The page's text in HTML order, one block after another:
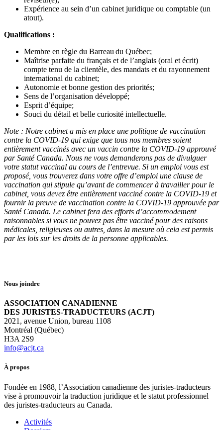
Expérience au sein d’un cabinet juridique ou comptable (un
atout).
Qualifications :
Membre en règle du Barreau du Québec;
Maîtrise parfaite du français et de l’anglais (oral et écrit)
compte tenu de la clientèle, des mandats et du rayonnement
international du cabinet;
Autonomie et bonne gestion des priorités;
Sens de l’organisation développé;
Esprit d’équipe;
Souci du détail et belle curiosité intellectuelle.
Note : Notre cabinet a mis en place une politique de vaccination
contre la COVID-19 qui exige que tous nos membres soient
entièrement vaccinés avec un vaccin contre la COVID-19 approuvé
par Santé Canada. Nous ne vous demanderons pas de divulguer
votre statut vaccinal au cours de l’entrevue. Si un emploi vous est
proposé, vous trouverez dans votre offre d’emploi une clause de
vaccination qui stipule qu’avant de commencer à travailler pour le
cabinet, vous devez être entièrement vacciné contre la COVID-19 et
fournir la preuve de vaccination contre la COVID-19 approuvée par
Santé Canada. Le cabinet fera des efforts d’accommodement
raisonnables si vous ne pouvez pas être vacciné pour des raisons
médicales, religieuses ou autres, dans la mesure où cela est permis
par les lois sur les droits de la personne applicables.
Nous joindre
ASSOCIATION CANADIENNE
DES JURISTES-TRADUCTEURS (ACJT)
2021, avenue Union, bureau 1108
Montréal (Québec)
H3A 2S9
info@acjt.ca
À propos
Fondée en 1988, l’Association canadienne des juristes-traducteurs
vise à promouvoir la traduction juridique et le statut professionnel
des juristes-traducteurs au Canada.
Activités